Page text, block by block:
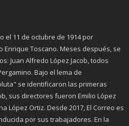
el 11 de octubre de 1914 por
Enrique Toscano. Meses después, se
Juan Alfredo López Jacob, todos
Bajo el lema de
se identificaron las primeras
sus directores fueron Emilio López
López Ortiz. Desde 2017, El Correo es
por sus trabajadores. En la